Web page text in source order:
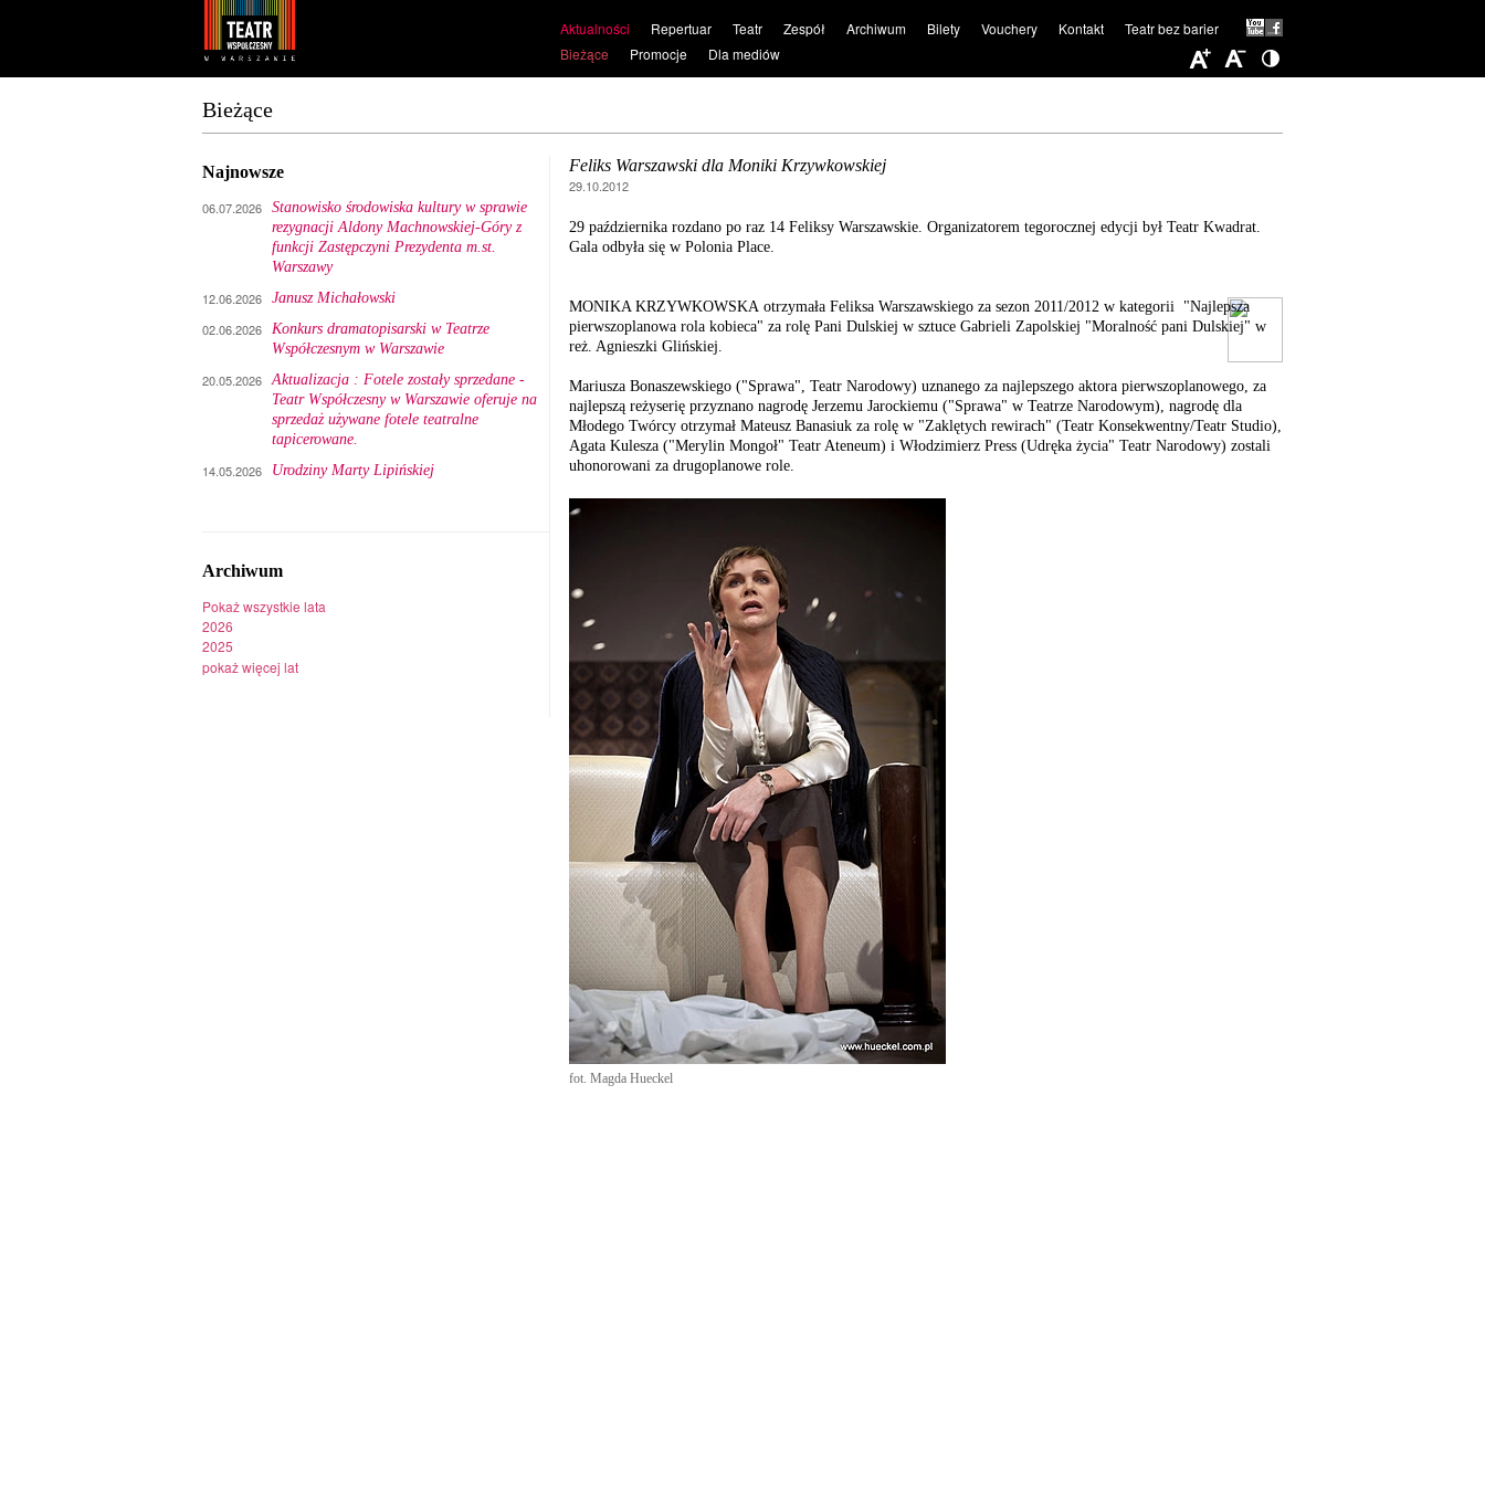
Aktualności
Bieżące
Promocje Dla mediów
Repertuar Teatr Zespół Archiwum Bilety Vouchery Kontakt Teatr bez barier
Bieżące
Najnowsze
06.07.2026 Stanowisko środowiska kultury w sprawie
rezygnacji Aldony Machnowskiej-Góry z
funkcji Zastępczyni Prezydenta m.st.
Warszawy
12.06.2026 Janusz Michałowski
02.06.2026 Konkurs dramatopisarski w Teatrze
Współczesnym w Warszawie
20.05.2026 Aktualizacja : Fotele zostały sprzedane -
Teatr Współczesny w Warszawie oferuje na
sprzedaż używane fotele teatralne
tapicerowane.
14.05.2026 Urodziny Marty Lipińskiej
Archiwum
Pokaż wszystkie lata
2026
2025
pokaż więcej lat
Feliks Warszawski dla Moniki Krzywkowskiej
29.10.2012
29 października rozdano po raz 14 Feliksy Warszawskie. Organizatorem tegorocznej edycji był Teatr Kwadrat.
Gala odbyła się w Polonia Place.
MONIKA KRZYWKOWSKA otrzymała Feliksa Warszawskiego za sezon 2011/2012 w kategorii "Najlepsza
pierwszoplanowa rola kobieca" za rolę Pani Dulskiej w sztuce Gabrieli Zapolskiej "Moralność pani Dulskiej" w
reż. Agnieszki Glińskiej.
Mariusza Bonaszewskiego ("Sprawa", Teatr Narodowy) uznanego za najlepszego aktora pierwszoplanowego, za
najlepszą reżyserię przyznano nagrodę Jerzemu Jarockiemu ("Sprawa" w Teatrze Narodowym), nagrodę dla
Młodego Twórcy otrzymał Mateusz Banasiuk za rolę w "Zaklętych rewirach" (Teatr Konsekwentny/Teatr Studio),
Agata Kulesza ("Merylin Mongoł" Teatr Ateneum) i Włodzimierz Press (Udręka życia" Teatr Narodowy) zostali
uhonorowani za drugoplanowe role.
fot. Magda Hueckel